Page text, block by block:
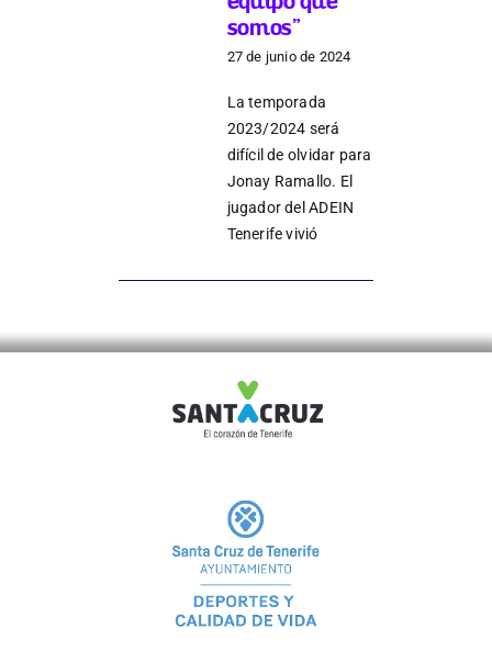
Únete
Patrocinadores y colaboradores
somos”
27 de junio de 2024
La temporada
2023/2024 será
difícil de olvidar para
Jonay Ramallo. El
jugador del ADEIN
Tenerife vivió